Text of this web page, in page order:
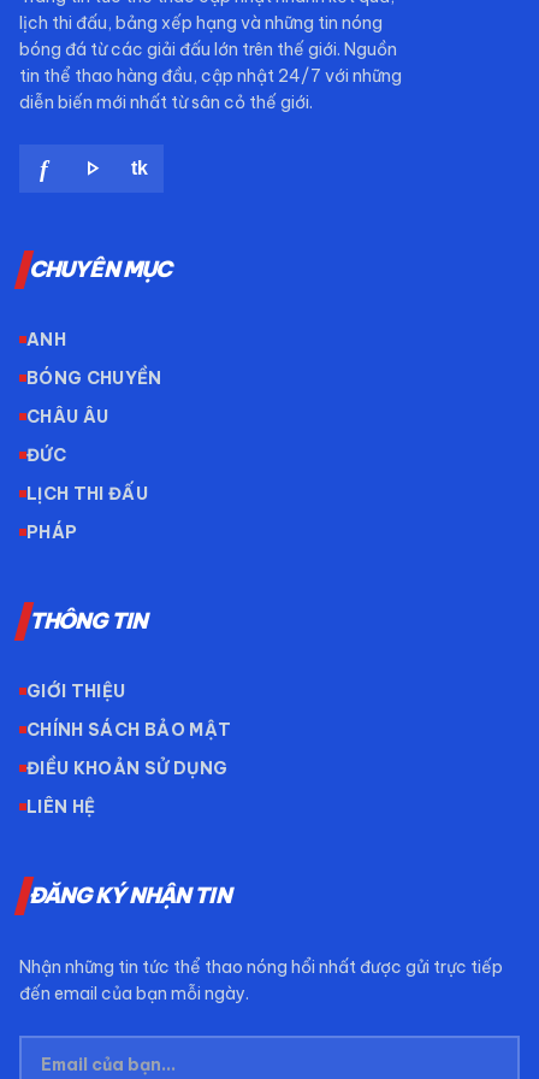
lịch thi đấu, bảng xếp hạng và những tin nóng
bóng đá từ các giải đấu lớn trên thế giới. Nguồn
tin thể thao hàng đầu, cập nhật 24/7 với những
diễn biến mới nhất từ sân cỏ thế giới.
f play_arrow tk
CHUYÊN MỤC
ANH
BÓNG CHUYỀN
CHÂU ÂU
ĐỨC
LỊCH THI ĐẤU
PHÁP
THÔNG TIN
GIỚI THIỆU
CHÍNH SÁCH BẢO MẬT
ĐIỀU KHOẢN SỬ DỤNG
LIÊN HỆ
ĐĂNG KÝ NHẬN TIN
Nhận những tin tức thể thao nóng hổi nhất được gửi trực tiếp
đến email của bạn mỗi ngày.